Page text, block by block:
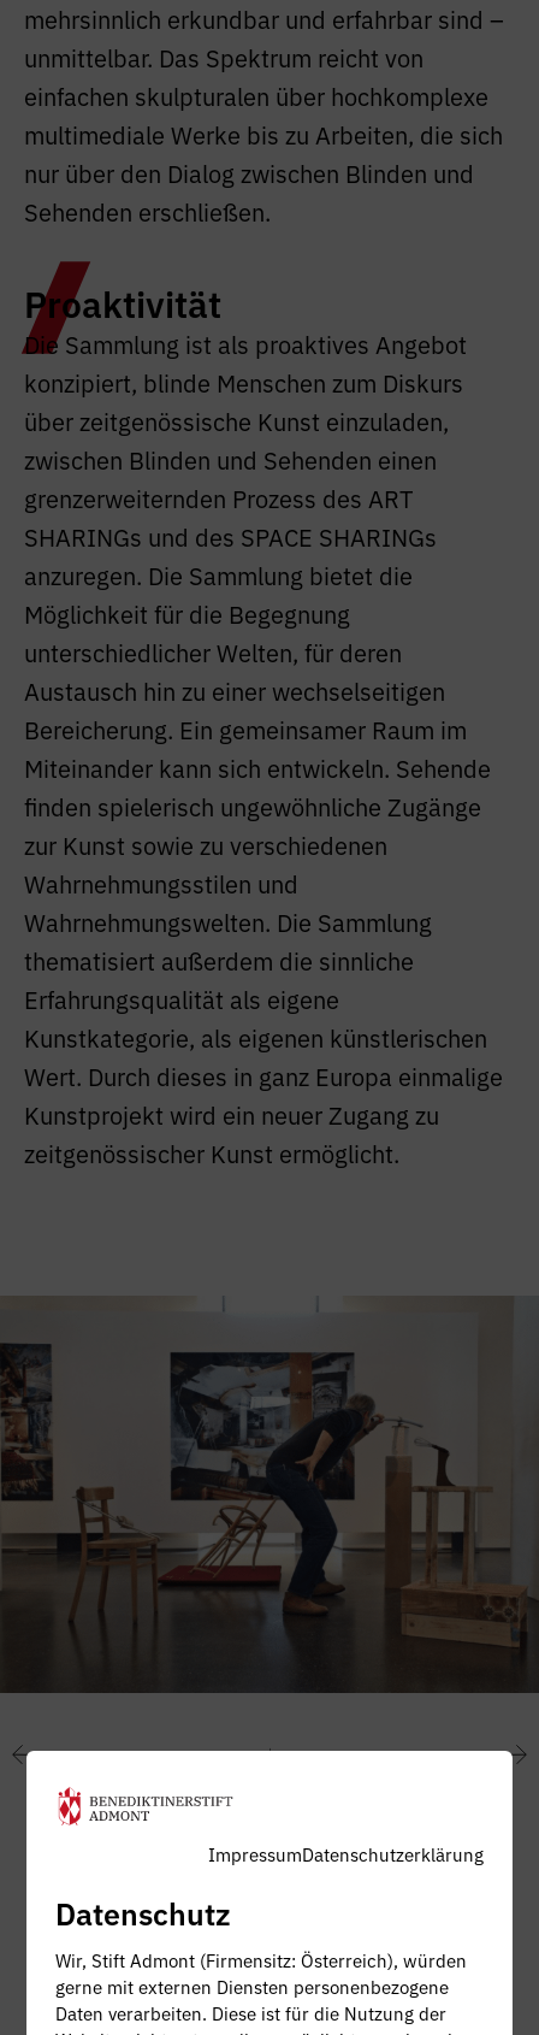
mehrsinnlich erkundbar und erfahrbar sind –
unmittelbar. Das Spektrum reicht von
einfachen skulpturalen über hochkomplexe
multimediale Werke bis zu Arbeiten, die sich
nur über den Dialog zwischen Blinden und
Sehenden erschließen.
Proaktivität
Die Sammlung ist als proaktives Angebot
konzipiert, blinde Menschen zum Diskurs
über zeitgenössische Kunst einzuladen,
zwischen Blinden und Sehenden einen
grenzerweiternden Prozess des ART
SHARINGs und des SPACE SHARINGs
anzuregen. Die Sammlung bietet die
Möglichkeit für die Begegnung
unterschiedlicher Welten, für deren
Austausch hin zu einer wechselseitigen
Bereicherung. Ein gemeinsamer Raum im
Miteinander kann sich entwickeln. Sehende
finden spielerisch ungewöhnliche Zugänge
zur Kunst sowie zu verschiedenen
Wahrnehmungsstilen und
Wahrnehmungswelten. Die Sammlung
thematisiert außerdem die sinnliche
Erfahrungsqualität als eigene
Kunstkategorie, als eigenen künstlerischen
Wert. Durch dieses in ganz Europa einmalige
Kunstprojekt wird ein neuer Zugang zu
zeitgenössischer Kunst ermöglicht.
ImpressumDatenschutzerklärung
Datenschutz
Wir, Stift Admont (Firmensitz: Österreich), würden
gerne mit externen Diensten personenbezogene
Daten verarbeiten. Diese ist für die Nutzung der